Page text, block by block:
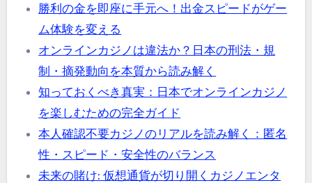
勝利の金を即座に手元へ！出金スピードがゲー
ム体験を変える
オンラインカジノは違法か？日本の刑法・規
制・摘発動向を本質から読み解く
知っておくべき真実：日本でオンラインカジノ
を楽しむための完全ガイド
本人確認不要カジノのリアルを読み解く：匿名
性・スピード・安全性のバランス
未来の賭け: 仮想通貨が切り開くカジノエンタ